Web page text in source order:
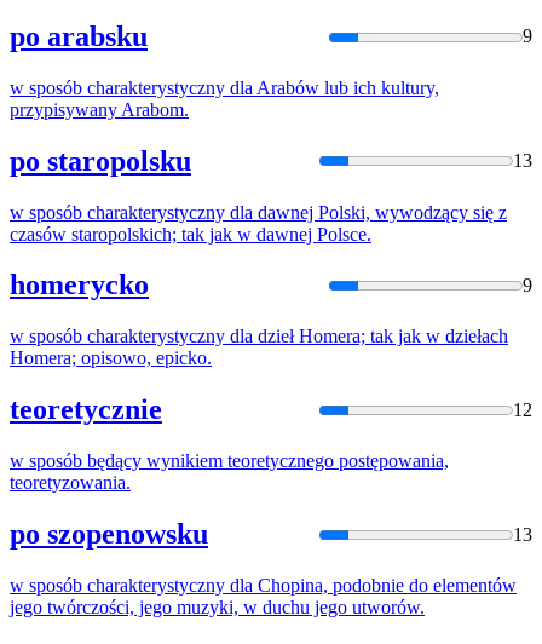
po arabsku 9
w sposób charakterystyczny dla Arabów lub ich kultury,
przypisywany Arabom.
po staropolsku 13
w sposób charakterystyczny dla dawnej Polski, wywodzący się z
czasów staropolskich; tak jak w dawnej Polsce.
homerycko 9
w sposób charakterystyczny dla dzieł Homera; tak jak w dziełach
Homera; opisowo, epicko.
teoretycznie 12
w sposób będący wynikiem teoretycznego postępowania,
teoretyzowania.
po szopenowsku 13
w sposób charakterystyczny dla Chopina, podobnie do elementów
jego twórczości, jego muzyki, w duchu jego utworów.